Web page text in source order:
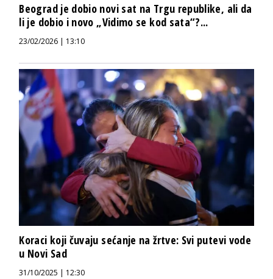
Beograd je dobio novi sat na Trgu republike, ali da
li je dobio i novo „Vidimo se kod sata“?...
23/02/2026 | 13:10
Koraci koji čuvaju sećanje na žrtve: Svi putevi vode
u Novi Sad
31/10/2025 | 12:30